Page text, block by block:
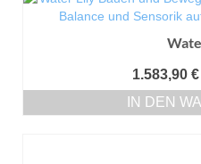
1.583,90 €
IN DEN